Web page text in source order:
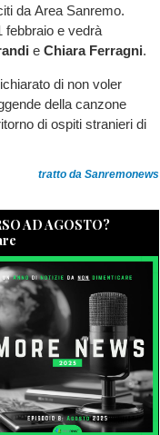
da Area Sanremo.
febbraio e vedrà
e Chiara Ferragni.
di non voler
della canzone
di ospiti stranieri di
tratto da Sanremonews
AD AGOSTO?